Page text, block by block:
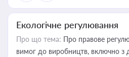
Екологічне регулювання
Про що тема: Про правове
вимог до виробництв, включно з